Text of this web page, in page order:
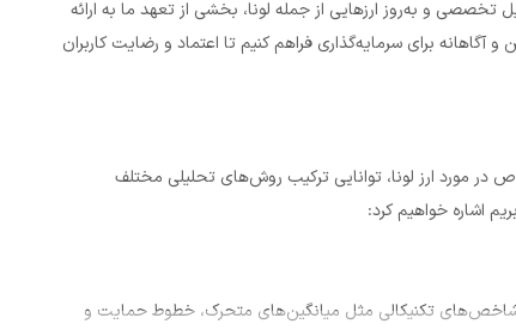
تخصصی و به‌روز ارزهایی از جمله لونا، بخشی از تعهد ما به ارائه
برای سرمایه‌گذاری فراهم کنیم تا اعتماد و رضایت کاربران
در مورد ارز لونا، توانایی ترکیب روش‌های تحلیلی مختلف
اشاره خواهیم کرد:
و شاخص‌های تکنیکالی مثل میانگین‌های متحرک، خطوط حمایت و